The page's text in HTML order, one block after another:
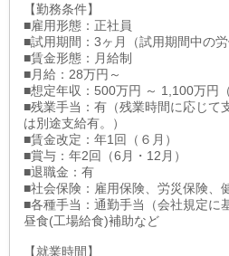
【勤務条件】
■雇用形態：正社員
■試用期間：3ヶ月（試用期間中の労
■賃金形態：月給制
■月給：28万円～
■想定年収：500万円 ～ 1,100万円
■残業手当：有（残業時間に応じて
は別途支給有。）
■賃金改定：年1回（６月）
■賞与：年2回（6月・12月）
■退職金：有
■社会保険：雇用保険、労災保険、
■各種手当：通勤手当（会社規定に
昼食(工場給食)補助など
【就業時間】